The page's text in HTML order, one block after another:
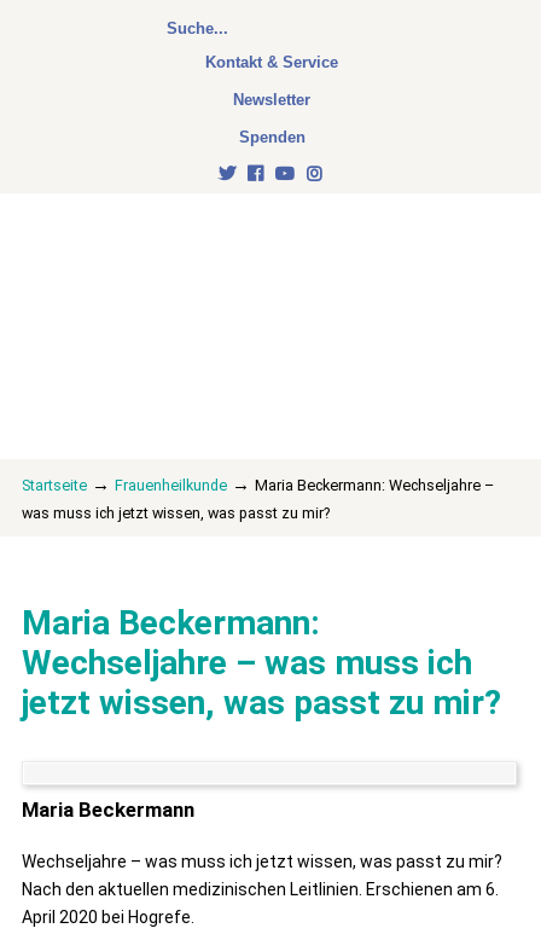
Kontakt & Service
Newsletter
Spenden
Startseite → Frauenheilkunde → Maria Beckermann: Wechseljahre –
was muss ich jetzt wissen, was passt zu mir?
Maria Beckermann:
Wechseljahre – was muss ich
jetzt wissen, was passt zu mir?
Maria Beckermann
Wechseljahre – was muss ich jetzt wissen, was passt zu mir?
Nach den aktuellen medizinischen Leitlinien. Erschienen am 6.
April 2020 bei Hogrefe.